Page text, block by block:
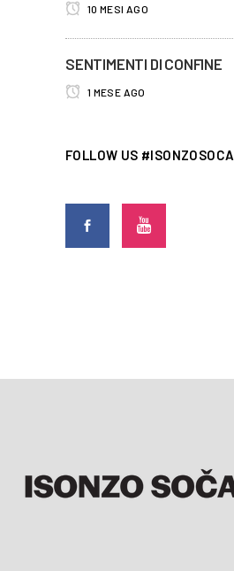
10 MESI AGO
SENTIMENTI DI CONFINE
1 MESE AGO
FOLLOW US #ISONZOSOCA